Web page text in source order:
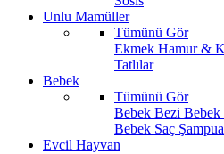
Unlu Mamüller
Tümünü Gör
Ekmek Hamur &
Tatlılar
Bebek
Tümünü Gör
Bebek Bezi Bebek
Bebek Saç
Evcil Hayvan